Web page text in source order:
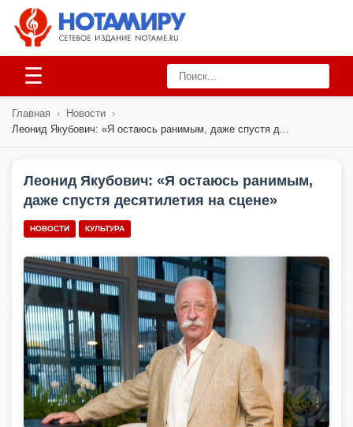
☰
Главная › Новости ›
Леонид Якубович: «Я остаюсь ранимым, даже спустя д...
Леонид Якубович: «Я остаюсь ранимым,
даже спустя десятилетия на сцене»
НОВОСТИ КУЛЬТУРА